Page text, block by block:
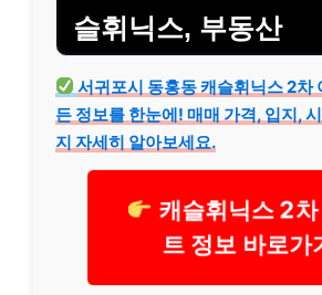
슬휘닉스, 부동산
서귀포시 동홍동 캐슬휘닉스 2차
든 정보를 한눈에! 매매 가격, 입지,
지 자세히 알아보세요.
캐슬휘닉스 2
트 정보 바로가